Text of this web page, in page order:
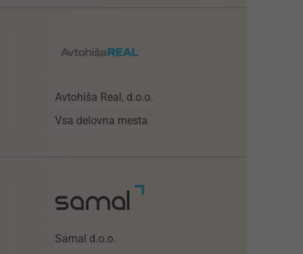
Avtohiša Real, d.o.o.
Vsa delovna mesta
Samal d.o.o.